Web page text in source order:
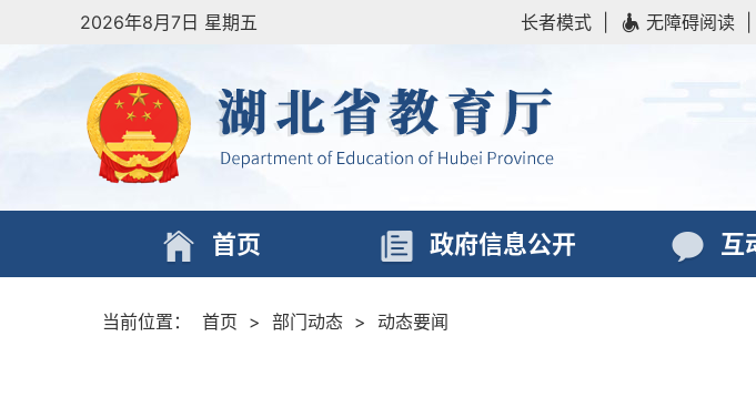
2026年8月7日 星期五 长者模式 无障碍阅读
首页 政府信息公开 互
当前位置： 首页 > 部门动态 > 动态要闻